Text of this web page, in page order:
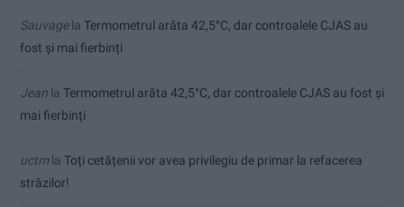
Sauvagela Termometrul arăta 42,5°C, dar controalele CJAS au
fost și mai fierbinți
Jean la Termometrul arăta 42,5°C, dar controalele CJAS au fost și
mai fierbinți
uctmla Toți cetățenii vor avea privilegiu de primar la refacerea
străzilor!